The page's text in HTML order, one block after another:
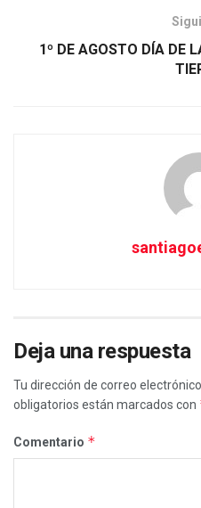
1º DE AGOSTO DÍA DE
Deja una respuesta
Tu dirección de correo
obligatorios están marcados con
Comentario *